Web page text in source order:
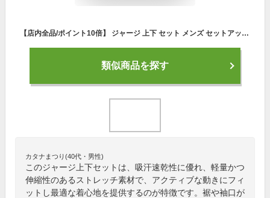
【店内全品/ポイント10倍】 ジャージ 上下 セット メンズ セットアップ (2717/19A)【 吸汗速乾 】 スポーツウェア ランニングウェア トレーニングウェア 上下組 上下セット 長袖 パーカー ジャージパンツ レディース 男女兼用 秋 冬
類似商品を探す
カタナまつり(40代・男性)
このジャージ上下セットは、吸汗速乾性に優れ、軽量かつ
伸縮性のあるストレッチ素材で、アクティブな動きにフィ
ットし最適な着心地を提供するのが特徴です。裾や袖口が